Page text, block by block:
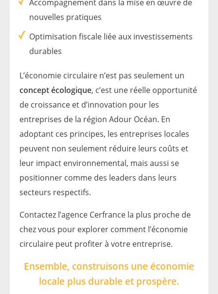
Accompagnement dans la mise en œuvre de
nouvelles pratiques
Optimisation fiscale liée aux investissements
durables
L’économie circulaire n’est pas seulement un
concept écologique, c’est une réelle opportunité
de croissance et d’innovation pour les
entreprises de la région Adour Océan. En
adoptant ces principes, les entreprises locales
peuvent non seulement réduire leurs coûts et
leur impact environnemental, mais aussi se
positionner comme des leaders dans leurs
secteurs respectifs.
Contactez l’agence Cerfrance la plus proche de
chez vous pour explorer comment l’économie
circulaire peut profiter à votre entreprise.
Ensemble, construisons une économie
locale plus durable et prospère.